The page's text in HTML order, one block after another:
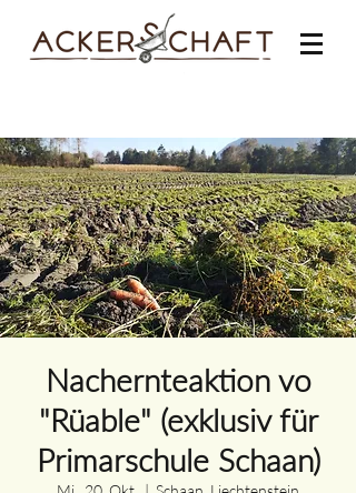
Nachernteaktion vo
"Rüable" (exklusiv für
Primarschule Schaan)